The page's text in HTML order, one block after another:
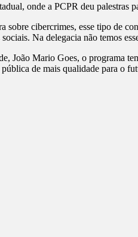
onde a PCPR deu
cibercrimes, esse tipo de
Na delegacia não temos
João Mario Goes, o programa
de mais qualidade para o